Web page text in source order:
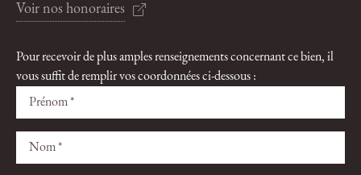
Voir nos honoraires
Pour recevoir de plus amples renseignements concernant ce bien, il
vous suffit de remplir vos coordonnées ci-dessous :